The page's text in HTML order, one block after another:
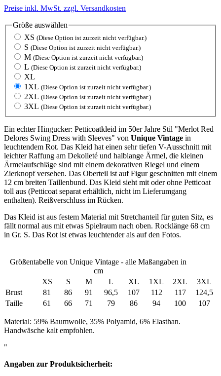
Preise inkl. MwSt. zzgl. Versandkosten
Größe auswählen
XS (Diese Option ist zurzeit nicht verfügbar.)
S (Diese Option ist zurzeit nicht verfügbar.)
M (Diese Option ist zurzeit nicht verfügbar.)
L (Diese Option ist zurzeit nicht verfügbar.)
XL
1XL (Diese Option ist zurzeit nicht verfügbar.)
2XL (Diese Option ist zurzeit nicht verfügbar.)
3XL (Diese Option ist zurzeit nicht verfügbar.)
Ein echter Hingucker: Petticoatkleid im 50er Jahre Stil "Merlot Red
Delores Swing Dress with Sleeves" von Unique Vintage in
leuchtendem Rot. Das Kleid hat einen sehr tiefen V-Ausschnitt mit
leichter Raffung am Dekolleté und halblange Ärmel, die kleinen
Ärmelaufschläge sind mit einem dekorativen Riegel und einem
Zierknopf versehen. Das Oberteil ist auf Figur geschnitten mit einem
12 cm breiten Taillenbund. Das Kleid sieht mit oder ohne Petticoat
toll aus (Petticoat separat erhältlich, nicht im Lieferumgang
enthalten). Reißverschluss im Rücken.
Das Kleid ist aus festem Material mit Stretchanteil für guten Sitz, es
fällt normal aus mit etwas Spielraum nach oben. Rocklänge 68 cm
in Gr. S. Das Rot ist etwas leuchtender als auf den Fotos.
Größentabelle von Unique Vintage - alle Maßangaben in
cm
XS
S M L XL 1XL 2XL
3XL
Brust
81 86 91 96,5 107 112 117
124,5
Taille
61 66 71 79 86 94 100 107
Material: 59% Baumwolle, 35% Polyamid, 6% Elasthan.
Handwäsche kalt empfohlen.
"
Angaben zur Produktsicherheit: